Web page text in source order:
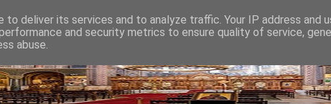
to deliver its services and to analyze traffic. Your IP address and
and security metrics to ensure quality of service,
abuse.